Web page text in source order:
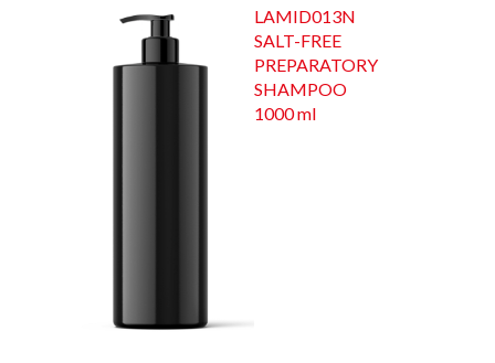
LAMID013N
SALT-FREE
PREPARATORY
SHAMPOO
1000 ml